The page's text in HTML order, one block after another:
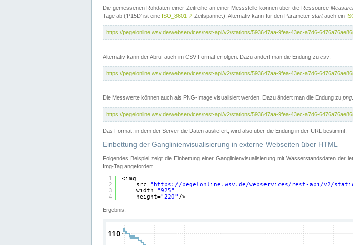
Die gemessenen Rohdaten einer Zeitreihe an einer Messstelle können über die Ressource
Tage ab ('P15D' ist eine ISO_8601 ↗ Zeitspanne.). Alternativ kann für den Parameter startauch ein
https://pegelonline.wsv.de/webservices/rest-api/v2/stations/593647aa-9fea-43ec-a7d6-
Alternativ kann der Abruf auch im CSV-Format erfolgen. Dazu ändert man die Endung zu csv
https://pegelonline.wsv.de/webservices/rest-api/v2/stations/593647aa-9fea-43ec-a7d6-
Die Messwerte können auch als PNG-Image visualisiert werden. Dazu ändert man die Endung zu png
https://pegelonline.wsv.de/webservices/rest-api/v2/stations/593647aa-9fea-43ec-a7d6-
Das Format, in dem der Server die Daten ausliefert, wird also über die Endung in der URL bestimmt.
Einbettung der Ganglinienvisualisierung in externe Webseiten über HTML
Folgendes Beispiel zeigt die Einbettung einer Ganglinienvisualisierung mit Wasserstandsdaten der
Img-Tag angefordert.
1
2
3
4
<img
src=" https://pegelonline.wsv.de/webservices/rest-api/v2/stations/
width="925"
height="220" />
Ergebnis: